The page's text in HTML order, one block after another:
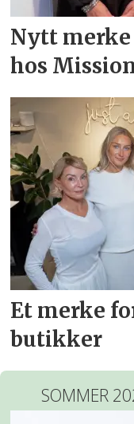
Nytt
hos
Et merke
butikker
SOMMER